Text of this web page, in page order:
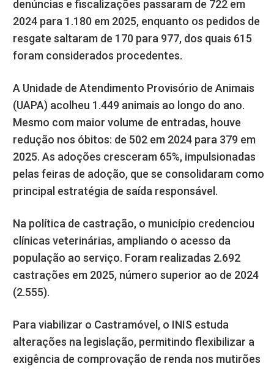
denúncias e fiscalizações passaram de 722 em
2024 para 1.180 em 2025, enquanto os pedidos de
resgate saltaram de 170 para 977, dos quais 615
foram considerados procedentes.
A Unidade de Atendimento Provisório de Animais
(UAPA) acolheu 1.449 animais ao longo do ano.
Mesmo com maior volume de entradas, houve
redução nos óbitos: de 502 em 2024 para 379 em
2025. As adoções cresceram 65%, impulsionadas
pelas feiras de adoção, que se consolidaram como
principal estratégia de saída responsável.
Na política de castração, o município credenciou
clínicas veterinárias, ampliando o acesso da
população ao serviço. Foram realizadas 2.692
castrações em 2025, número superior ao de 2024
(2.555).
Para viabilizar o Castramóvel, o INIS estuda
alterações na legislação, permitindo flexibilizar a
exigência de comprovação de renda nos mutirões